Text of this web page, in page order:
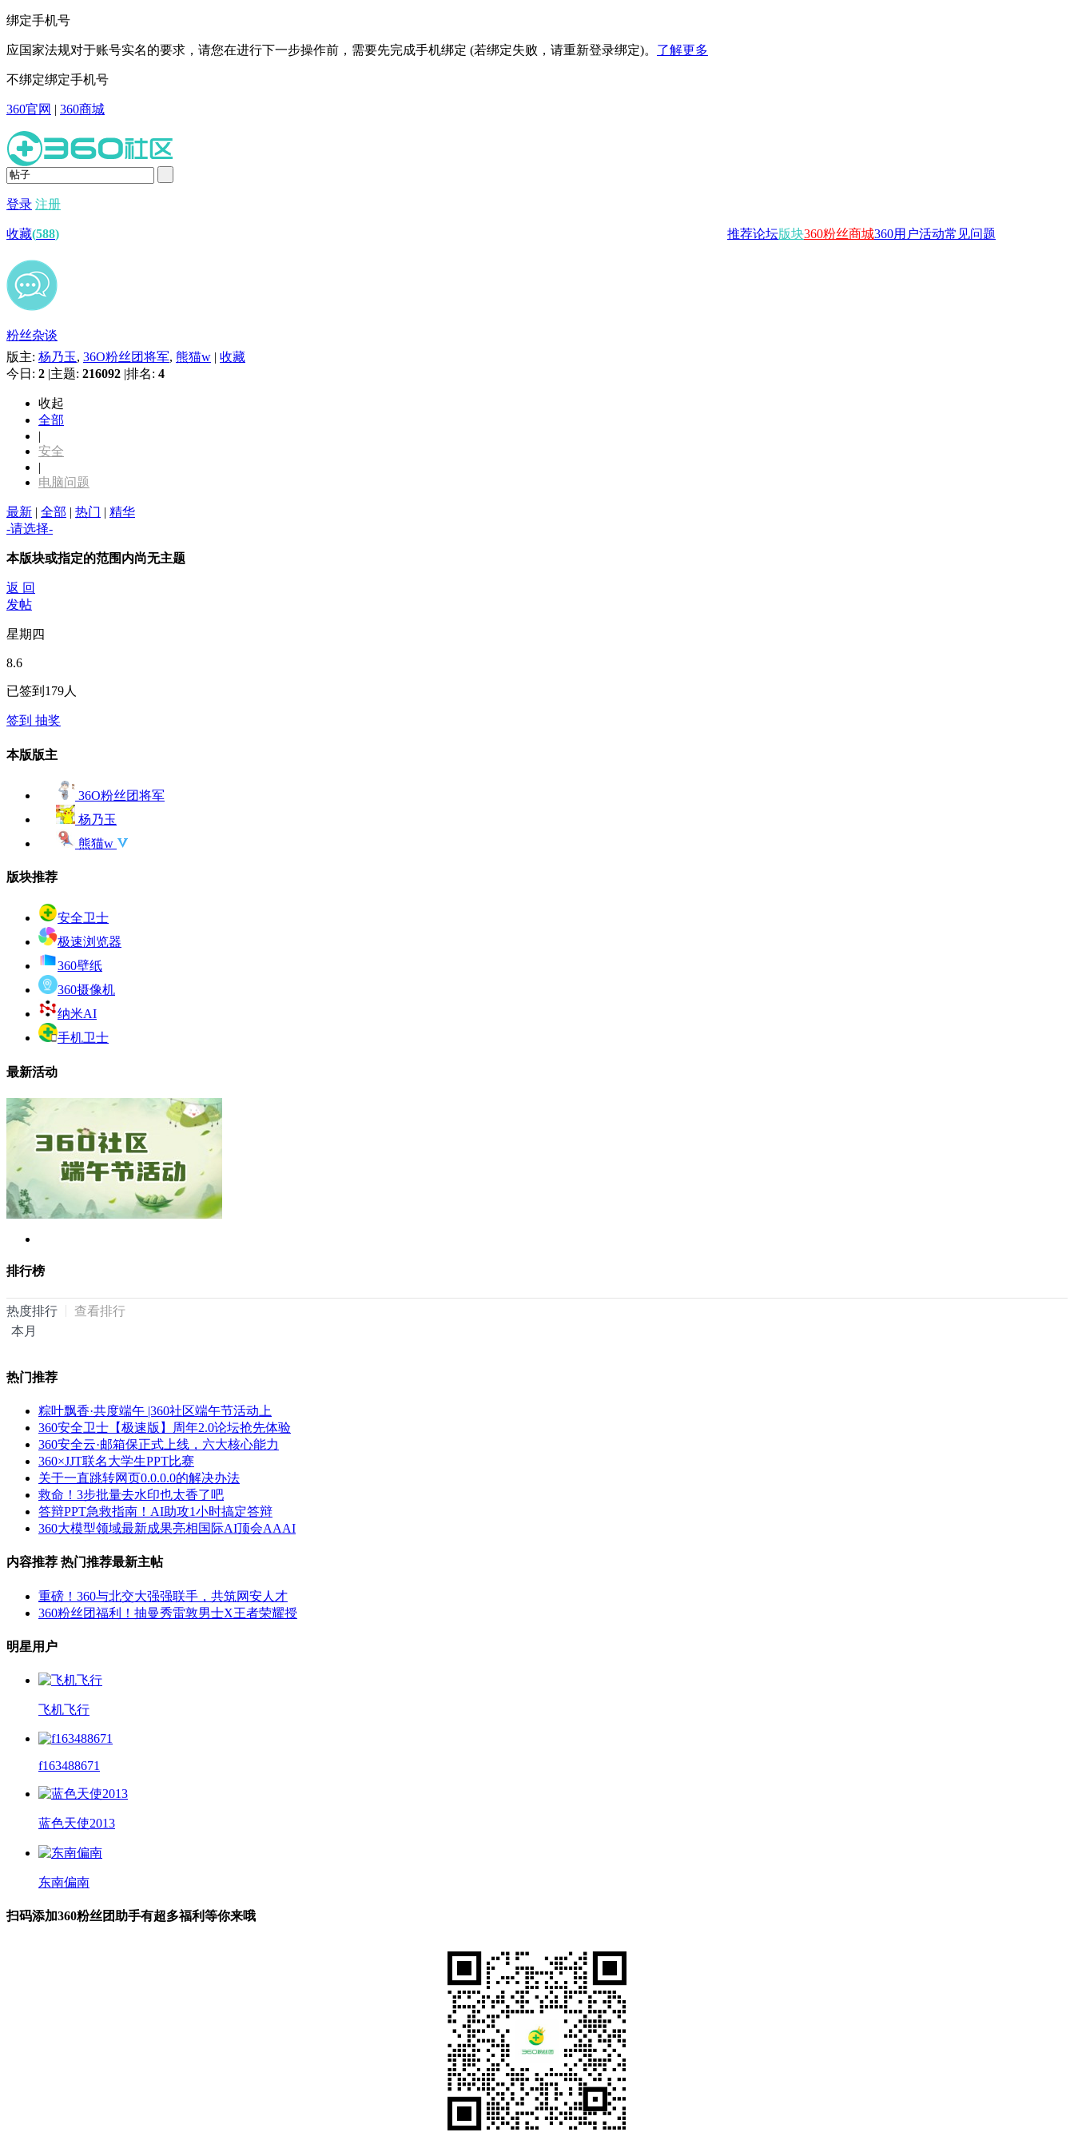
绑定手机号
应国家法规对于账号实名的要求，请您在进行下一步操作前，需要先完成手机绑定 (若绑定失败，请重新登录绑定)。 了解更多
不绑定绑定手机号
360官网 | 360商城
登录 注册
推荐论坛版块360粉丝商城360用户活动常见问题
收藏(588)
粉丝杂谈
版主: 杨乃玉, 36O粉丝团将军, 熊猫w | 收藏
今日: 2 |主题: 216092 |排名: 4
收起
全部
|
安全
|
电脑问题
最新 | 全部 | 热门 | 精华
-请选择-
本版块或指定的范围内尚无主题
返 回
发帖
星期四
8.6
已签到 179人
签到 抽奖
本版版主
36O粉丝团将军
杨乃玉
熊猫w
版块推荐
安全卫士
极速浏览器
360壁纸
360摄像机
纳米AI
手机卫士
最新活动
排行榜
热度排行
查看排行
本月
热门推荐
粽叶飘香·共度端午 |360社区端午节活动上
360安全卫士【极速版】周年2.0论坛抢先体验
360安全云·邮箱保正式上线，六大核心能力
360×JJT联名大学生PPT比赛
关于一直跳转网页0.0.0.0的解决办法
救命！3步批量去水印也太香了吧
答辩PPT急救指南！AI助攻1小时搞定答辩
360大模型领域最新成果亮相国际AI顶会AAAI
内容推荐 热门推荐最新主帖
重磅！360与北交大强强联手，共筑网安人才
360粉丝团福利！抽曼秀雷敦男士X王者荣耀授
明星用户
飞机飞行
f163488671
蓝色天使2013
东南偏南
扫码添加360粉丝团助手有超多福利等你来哦